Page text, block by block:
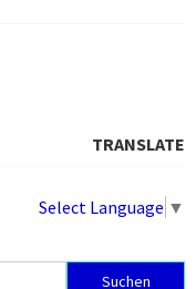
TRANSLATE
Select Language ▼
Suchen